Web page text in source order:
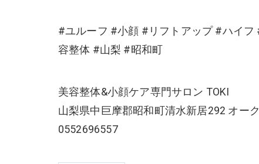
#ユルーフ #小顔 #リフトアップ #ハイ
容整体 #山梨 #昭和町
美容整体&小顔ケア専門サロン TOKI
山梨県中巨摩郡昭和町清水新居292 オー
0552696557